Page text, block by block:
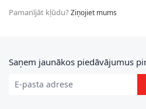
Pamanījāt kļūdu?Ziņojiet mums
E-pasta adrese
Saņem jaunākos piedāvājumus